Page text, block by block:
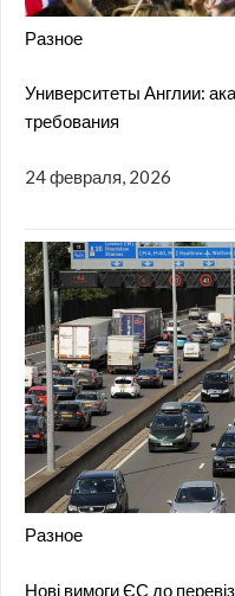
Разное
Университеты Англии:
требования
24 февраля, 2026
Разное
Нові вимоги ЄС до